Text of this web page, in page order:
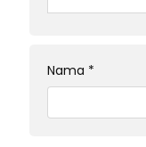
Nama *